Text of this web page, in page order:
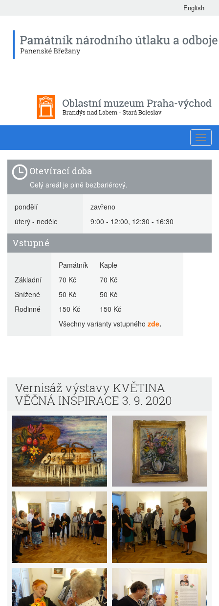
English
Otevírací doba
Celý areál je plně bezbariérový.
pondělí
zavřeno
úterý - neděle
9:00 - 12:00, 12:30 - 16:30
Vstupné
Památník Kaple
Základní
70 Kč 70 Kč
Snížené
50 Kč 50 Kč
Rodinné
150 Kč 150 Kč
Všechny varianty vstupného zde.
Vernisáž výstavy KVĚTINA
VĚČNÁ INSPIRACE 3. 9. 2020